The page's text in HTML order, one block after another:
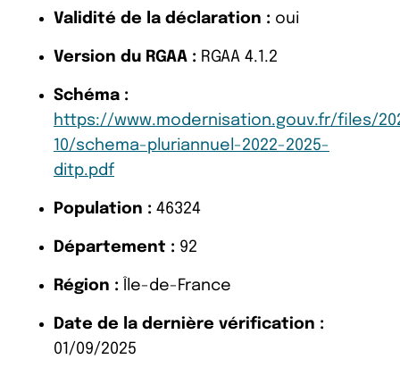
Validité de la déclaration : oui
Version du RGAA : RGAA 4.1.2
Schéma :
https://www.modernisation.gouv.fr/files/
10/schema-pluriannuel-2022-2025-
ditp.pdf
Population : 46324
Département : 92
Région : Île-de-France
Date de la dernière vérification :
01/09/2025